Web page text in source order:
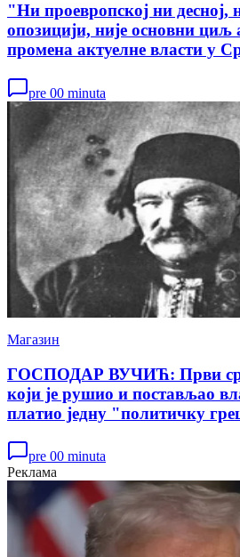
"Ни проевропској ни десној,
опозицији, није основни циљ
промена актуелне власти у
pre 00 minuta
Магазин
ГОСПОДАР ВУЧИЋ: Први
који је рушио и постављао
платио једну "политичку
pre 00 minuta
Реклама